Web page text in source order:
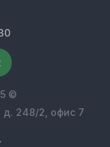
©
д. 248/2, офис 7